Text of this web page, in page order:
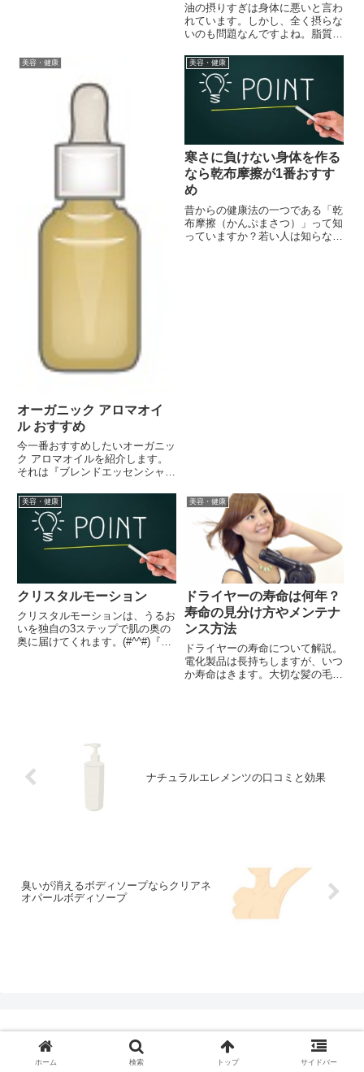
油の摂りすぎは身体に悪いと言わ
れています。しかし、全く摂らな
いのも問題なんですよね。脂質は
不可欠ですから。細胞や臓器、そ
して大事な脳も脂質で構成されて
いるから、人間には無くてはなら
ない物なんです。摂取したほう
美容・健康
オーガニック アロマオイ
ル おすすめ
今一番おすすめしたいオーガニッ
ク アロマオイルを紹介します。
それは『ブレンドエッセンシャル
す。（スプレータイプです）
(^ε^)♪いろんな種類の成分が配合
されているのが特長なんですね。
『ユーカリラジアタ』甘くスー
美容・健康
寒さに負けない身体を作る
なら乾布摩擦が1番おすす
め
昔からの健康法の一つである「乾
布摩擦（かんぷまさつ）」って知
っていますか？若い人は知らな
美容・健康
クリスタルモーション
クリスタルモーションは、うるお
いを独自の3ステップで肌の奥の
奥に届けてくれます。(#^^#)『ス
美容・健康
ドライヤーの寿命は何年？
寿命の見分け方やメンテナ
ンス方法
ドライヤーの寿命について解説。
電化製品は長持ちしますが、いつ
か寿命はきます。大切な髪の毛の
ナチュラルエレメンツの口コミと効果
臭いが消えるボディソープならクリアネ
オパールボディソープ
Copyright © 2015-2026 24時間営業します.net All Rights Reserved.
ホーム 検索 トップ サイドバー